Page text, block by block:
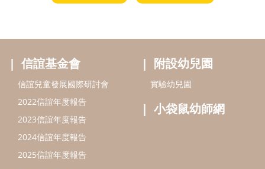
信誼基金會
信誼兒童發展國際研討會
2022信誼年度報告
2023信誼年度報告
2024信誼年度報告
2025信誼年度報告
附設幼兒園
實驗幼兒園
小袋鼠幼師網